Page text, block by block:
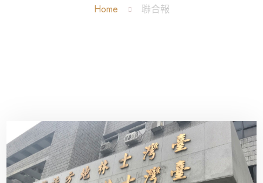
Home 聯合報